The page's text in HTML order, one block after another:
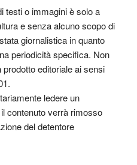
testi o immagini è solo a
e senza alcuno scopo di
giornalistica in quanto
periodicità specifica. Non
editoriale ai sensi
ledere un
contenuto verrà rimosso
del detentore